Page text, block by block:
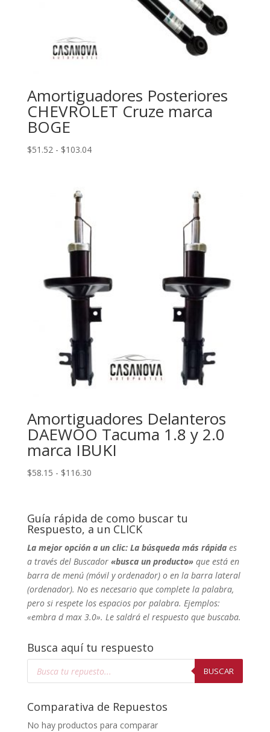
Amortiguadores Posteriores
CHEVROLET Cruze marca
BOGE
$51.52 - $103.04Rango
$103.04
Amortiguadores Delanteros
DAEWOO Tacuma 1.8 y 2.0
marca IBUKI
$58.15 - $116.30Rango
desde
$58.15
$116.30
Guía rápida de como buscar tu
Respuesto, a un CLICK
La mejor opción a un clic: La búsqueda más rápida es
a través del Buscador«busca un producto»que está en
barra de menú (móvil y ordenador) o en la barra lateral
(ordenador). Noes necesario que complete la palabra,
pero si respete los espacios por palabra. Ejemplos:
«embra d max 3.0». Le saldrá el respuesto que buscaba.
Busca aquí tu respuesto
Búsqueda
BUSCAR
Comparativa de Repuestos
No hay productos para comparar